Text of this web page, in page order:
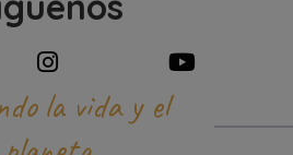
la vida y el